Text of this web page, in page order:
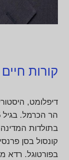
קורות חיים
דיפלומט,
בתולדות המדינה
קונסול בסן
בפורטוגל. רדא